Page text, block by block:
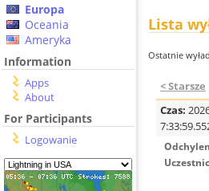
Europa
Oceania
Ameryka
Information
Apps
About
For Participants
Logowanie
Lista
Ostatnie
< Starsze
Czas: